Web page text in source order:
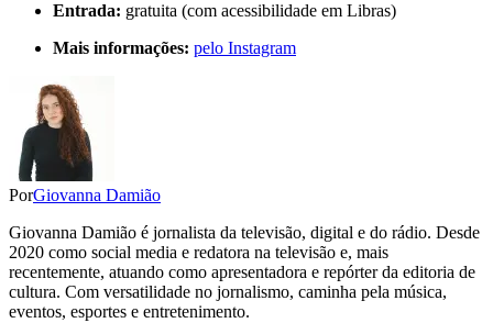
Entrada: gratuita (com acessibilidade em Libras)
Mais informações: pelo Instagram
PorGiovanna Damião
Giovanna Damião é jornalista da televisão, digital e do rádio. Desde
2020 como social media e redatora na televisão e, mais
recentemente, atuando como apresentadora e repórter da editoria de
cultura. Com versatilidade no jornalismo, caminha pela música,
eventos, esportes e entretenimento.